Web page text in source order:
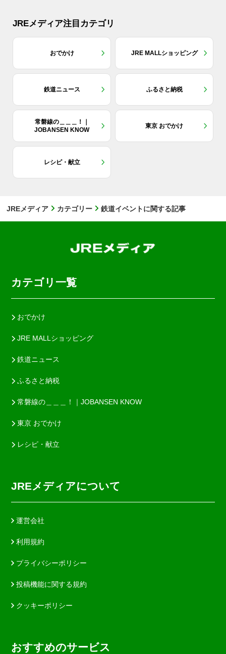
JREメディア注目カテゴリ
おでかけ JRE MALLショッピング
鉄道ニュース ふるさと納税
常磐線の＿＿＿！｜
JOBANSEN KNOW
東京 おでかけ
レシピ・献立
JREメディア カテゴリー 鉄道イベントに関する記事
カテゴリ一覧
おでかけ
JRE MALLショッピング
鉄道ニュース
ふるさと納税
常磐線の＿＿＿！｜JOBANSEN KNOW
東京 おでかけ
レシピ・献立
JREメディアについて
運営会社
利用規約
プライバシーポリシー
投稿機能に関する規約
クッキーポリシー
おすすめのサービス